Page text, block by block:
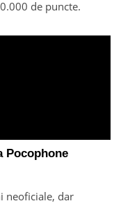
de puncte.
Pocophone
neoficiale, dar